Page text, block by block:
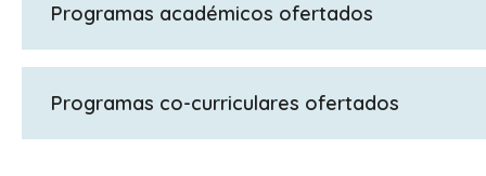
Programas académicos ofertados
Common Entrance Exam (13+)
Programas co-curriculares ofertados